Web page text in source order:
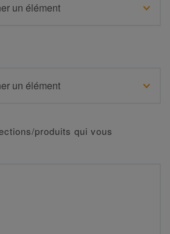
produits qui vous